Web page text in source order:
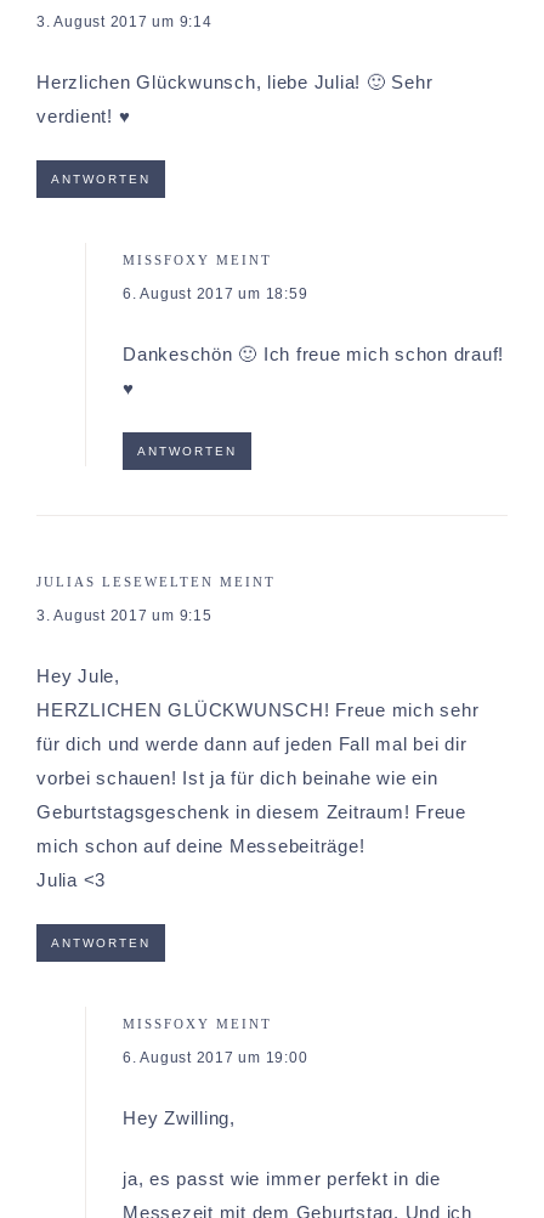
3. August 2017 um 9:14
Herzlichen Glückwunsch, liebe Julia! 🙂 Sehr
verdient! ♥
ANTWORTEN
MISSFOXY MEINT
6. August 2017 um 18:59
Dankeschön 🙂 Ich freue mich schon drauf!
♥
ANTWORTEN
JULIAS LESEWELTEN MEINT
3. August 2017 um 9:15
Hey Jule,
HERZLICHEN GLÜCKWUNSCH! Freue mich sehr
für dich und werde dann auf jeden Fall mal bei dir
vorbei schauen! Ist ja für dich beinahe wie ein
Geburtstagsgeschenk in diesem Zeitraum! Freue
mich schon auf deine Messebeiträge!
Julia <3
ANTWORTEN
MISSFOXY MEINT
6. August 2017 um 19:00
Hey Zwilling,
ja, es passt wie immer perfekt in die
Messezeit mit dem Geburtstag. Und ich